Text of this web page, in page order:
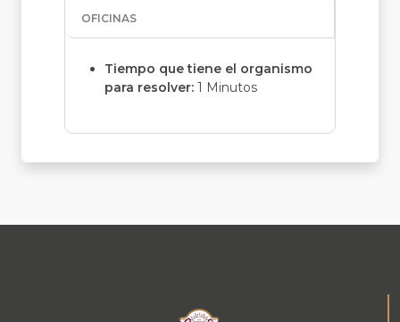
OFICINAS
Tiempo que tiene el organismo
para resolver: 1 Minutos